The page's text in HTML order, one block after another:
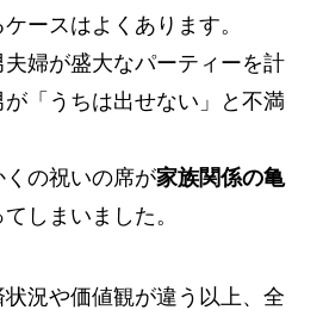
ースはよくあります。
婦が盛大なパーティーを計
「うちは出せない」と不満
の祝いの席が家族関係の亀
しまいました。
況や価値観が違う以上、全